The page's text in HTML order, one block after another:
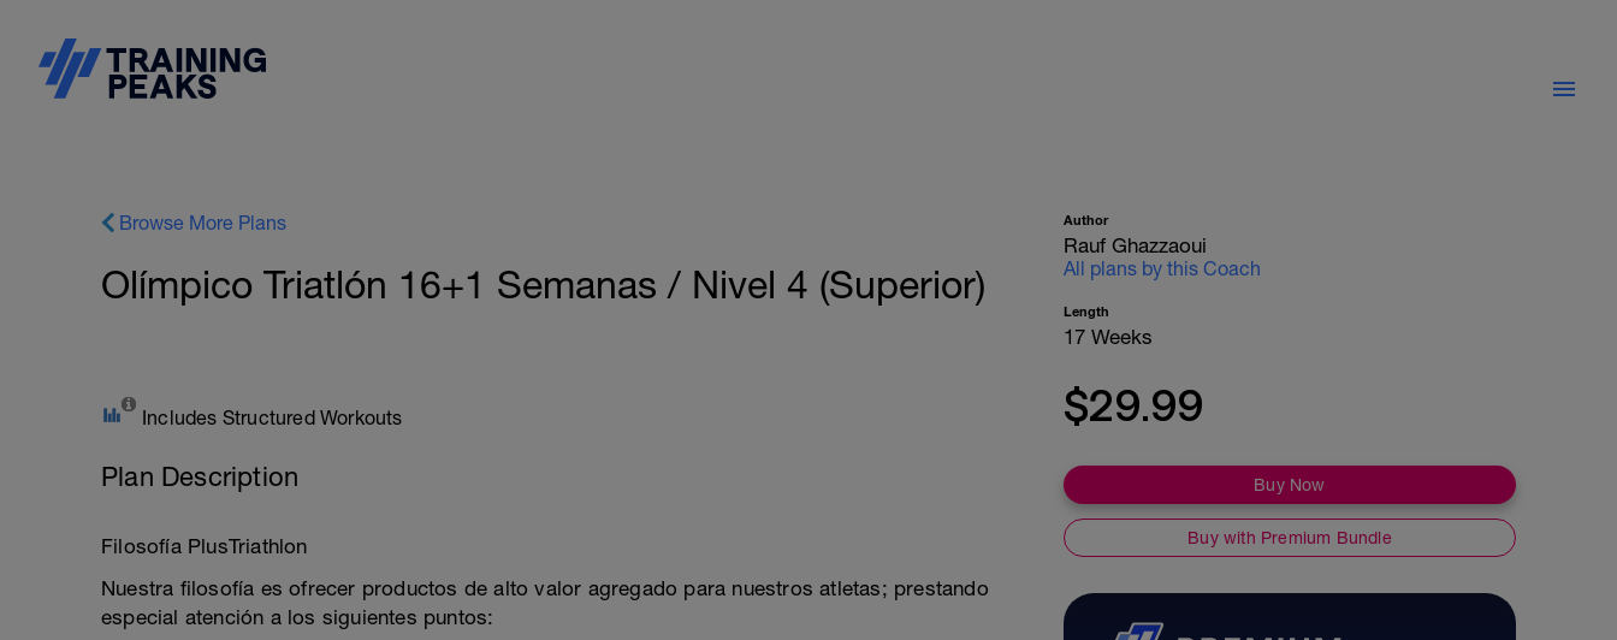
Browse More Plans
Olímpico Triatlón 16+1 Semanas / Nivel 4 (Superior)
Includes Structured Workouts
Plan Description
Filosofía PlusTriathlon
Nuestra filosofía es ofrecer productos de alto valor agregado para nuestros atletas; prestando
especial atención a los siguientes puntos:
Author
Rauf Ghazzaoui
All plans by this Coach
Length
17 Weeks
$29.99
Buy Now
Buy with Premium Bundle